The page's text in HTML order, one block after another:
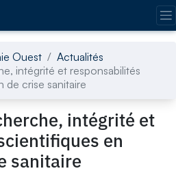
Ouest
Actualités
intégrité et responsabilités
de crise sanitaire
intégrité et
en
sanitaire